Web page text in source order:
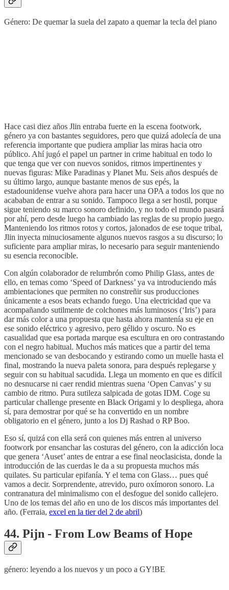
Género: De quemar la suela del zapato a quemar la tecla del piano
Hace casi diez años Jlin entraba fuerte en la escena footwork,
género ya con bastantes seguidores, pero que quizá adolecía de una
referencia importante que pudiera ampliar las miras hacia otro
público. Ahí jugó el papel un partner in crime habitual en todo lo
que tenga que ver con nuevos sonidos, ritmos impertinentes y
nuevas figuras: Mike Paradinas y Planet Mu. Seis años después de
su último largo, aunque bastante menos de sus epés, la
estadounidense vuelve ahora para hacer una OPA a todos los que no
acababan de entrar a su sonido. Tampoco llega a ser hostil, porque
sigue teniendo su marco sonoro definido, y no todo el mundo pasará
por ahí, pero desde luego ha cambiado las reglas de su propio juego.
Manteniendo los ritmos rotos y cortos, jalonados de ese toque tribal,
Jlin inyecta minuciosamente algunos nuevos rasgos a su discurso; lo
suficiente para ampliar miras, lo necesario para seguir manteniendo
su esencia reconocible.
Con algún colaborador de relumbrón como Philip Glass, antes de
ello, en temas como ‘Speed of Darkness’ ya va introduciendo más
ambientaciones que permiten no constreñir sus producciones
únicamente a esos beats echando fuego. Una electricidad que va
acompañando sutilmente de colchones más luminosos (‘Iris’) para
dar más color a una propuesta que hasta ahora mantenía su eje en
ese sonido eléctrico y agresivo, pero gélido y oscuro. No es
casualidad que esa portada marque esa escultura en oro contrastando
con el negro habitual. Muchos más matices que a partir del tema
mencionado se van desbocando y estirando como un muelle hasta el
final, mostrando la nueva paleta sonora, para después replegarse y
seguir con su habitual sacudida. Llega un momento en que es difícil
no desnucarse ni caer rendid mientras suena ‘Open Canvas’ y su
cambio de ritmo. Pura sutileza salpicada de gotas IDM. Coge su
particular challenge presente en Black Origami y lo despliega, ahora
sí, para demostrar por qué se ha convertido en un nombre
obligatorio en el género, junto a los Dj Rashad o RP Boo.
Eso sí, quizá con ella será con quienes más entren al universo
footwork por ensanchar las costuras del género, con la adicción loca
que genera ‘Auset’ antes de entrar a ese final neoclasicista, donde la
introducción de las cuerdas le da a su propuesta muchos más
quilates. Su particular epifanía. Y el tema con Glass… pues qué
vamos a decir. Sorprendente, atrevido, puro oxímoron sonoro. La
contranatura del minimalismo con el desfogue del sonido callejero.
Uno de los temas del año en uno de los discos más importantes del
año. (Ferraia, excel en la tier del 2 de abril)
44. Pijn - From Low Beams of Hope
género: leyendo a los nuevos y un poco a GY!BE